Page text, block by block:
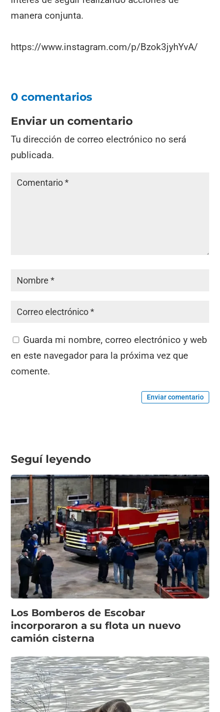
manera conjunta.
https://www.instagram.com/p/Bzok3jyhYvA/
0 comentarios
Enviar un comentario
Tu dirección de correo electrónico no será
publicada.
Guarda mi nombre, correo electrónico y web
en este navegador para la próxima vez que
comente.
Enviar comentario
Seguí leyendo
Los Bomberos de Escobar
incorporaron a su flota un nuevo
camión cisterna